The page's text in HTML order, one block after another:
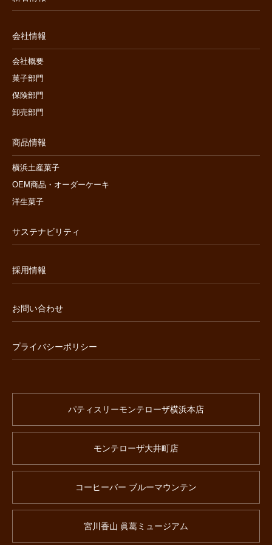
会社情報
会社概要
菓子部門
保険部門
卸売部門
商品情報
横浜土産菓子
OEM商品・オーダーケーキ
洋生菓子
サステナビリティ
採用情報
お問い合わせ
プライバシーポリシー
パティスリーモンテローザ横浜本店
モンテローザ大井町店
コーヒーバー ブルーマウンテン
宮川香山 眞葛ミュージアム